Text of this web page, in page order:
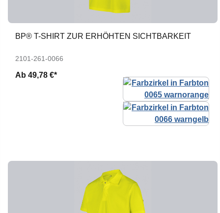
BP® T-SHIRT ZUR ERHÖHTEN SICHTBARKEIT
2101-261-0066
Ab 49,78 €*